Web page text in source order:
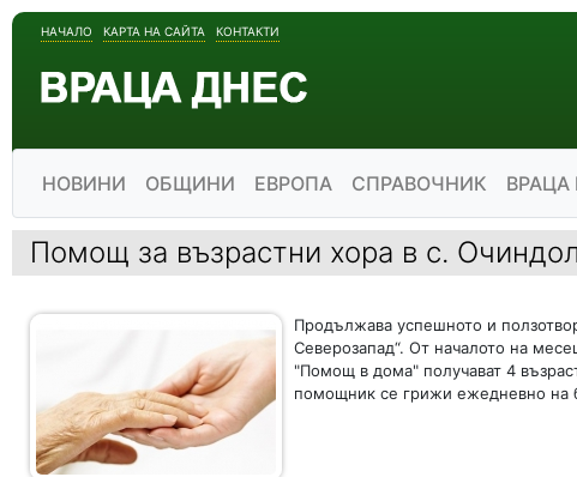
НАЧАЛО КАРТА НА САЙТА КОНТАКТИ
НОВИНИ ОБЩИНИ ЕВРОПА СПРАВОЧНИК ВРАЦА
Помощ за възрастни хора в с. Очиндол
Продължава успешното и
Северозапад“. От началото на
"Помощ в дома" получават 4
помощник се грижи ежедневно на